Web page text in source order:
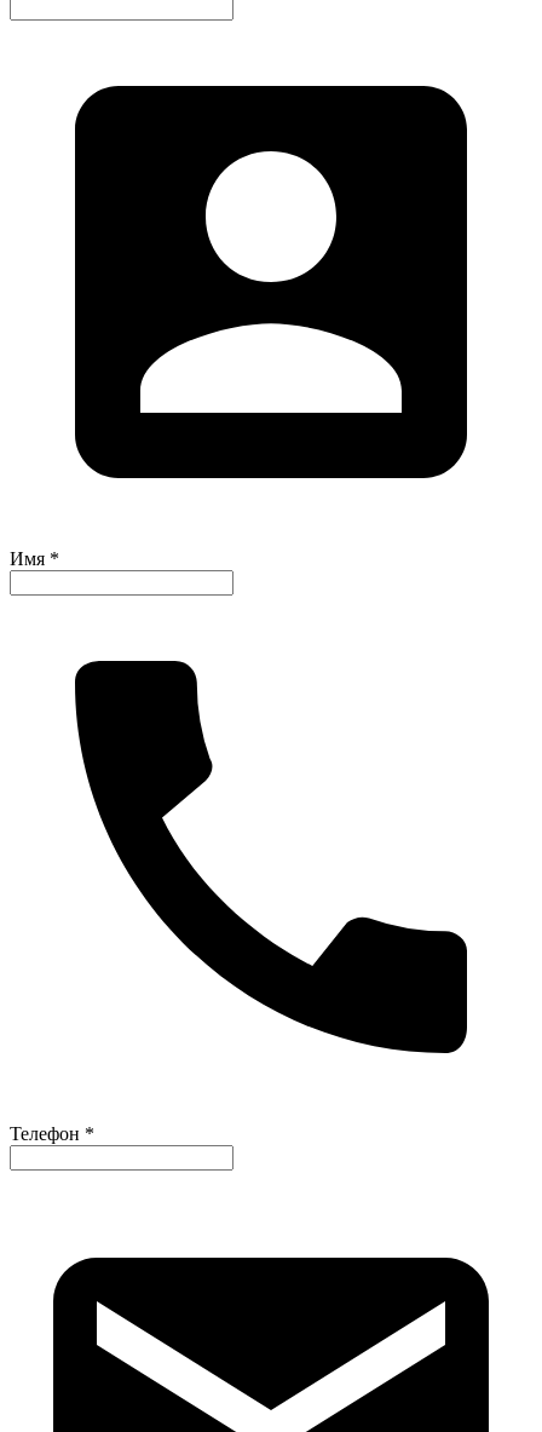
Имя *
Телефон *